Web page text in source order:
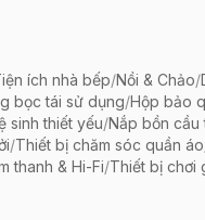
ích nhà bếp/Nồi & Chảo/
bọc tái sử dụng/Hộp bảo
sinh thiết yếu/Nắp bồn cầu
/Thiết bị chăm sóc quần áo
thanh & Hi-Fi/Thiết bị chơi